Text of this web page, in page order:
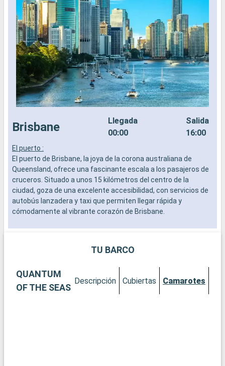
Brisbane
Llegada
00:00
Salida
16:00
El puerto :
El puerto de Brisbane, la joya de la corona australiana de
Queensland, ofrece una fascinante escala a los pasajeros de
cruceros. Situado a unos 15 kilómetros del centro de la
ciudad, goza de una excelente accesibilidad, con servicios de
autobús lanzadera y taxi que permiten llegar rápida y
cómodamente al vibrante corazón de Brisbane.
urbano y natural. No se pierda los Jardines Botánicos de la
Moderno para dar un toque de cultura contemporánea. El
South Bank Parklands, con su noria y sus zonas de relax,
ofrece una experiencia única. Los amantes de la historia no
TU BARCO
QUANTUM
OF THE SEAS
Descripción Cubiertas Camarotes